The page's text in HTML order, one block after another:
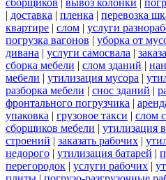
| доставка | пленка | перевозка
квартире | слом | услуги
погрузка вагонов | уборка от
дивана | услуги самосвала |
сборка мебели | слом зданий |
мебели | утилизация мусора |
разборка мебели | снос зданий |
фронтального погрузчика |
упаковка | грузовое такси | слом
сборщиков мебели | утилизация
строений | заказать рабочих |
недорого | утилизация батарей |
перегородок | услуги рабочих |